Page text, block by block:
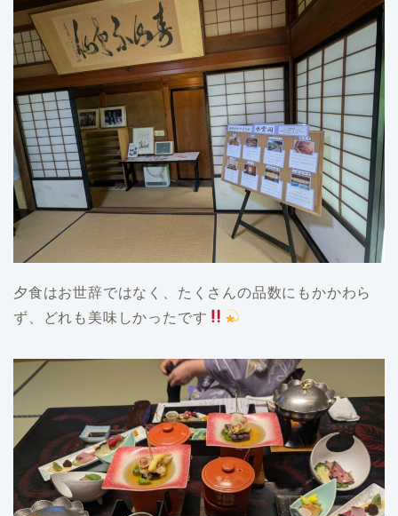
夕食はお世辞ではなく、たくさんの品数にもかかわら
ず、どれも美味しかったです